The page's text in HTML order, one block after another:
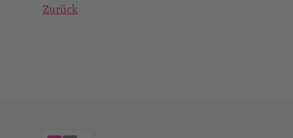
Zurück